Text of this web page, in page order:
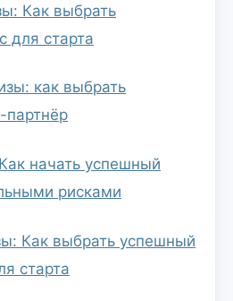
Как выбрать
для старта
как выбрать
партнёр
начать успешный
рисками
Как выбрать успешный
старта